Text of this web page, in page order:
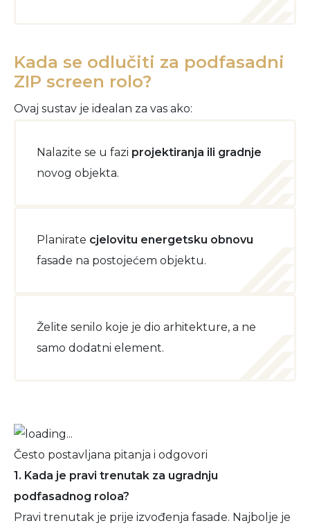
Kada se odlučiti za podfasadni
ZIP screen rolo?
Ovaj sustav je idealan za vas ako:
Nalazite se u fazi projektiranja ili gradnje
novog objekta.
Planirate cjelovitu energetsku obnovu
fasade na postojećem objektu.
Želite senilo koje je dio arhitekture, a ne
samo dodatni element.
Često postavljana pitanja i odgovori
1. Kada je pravi trenutak za ugradnju
podfasadnog roloa?
Pravi trenutak je prije izvođenja fasade. Najbolje je